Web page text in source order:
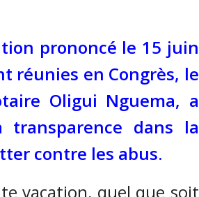
prononcé le 15 juin
réunies en Congrès, le
Oligui Nguema, a
dans la
contre les abus.
vacation, quel que soit